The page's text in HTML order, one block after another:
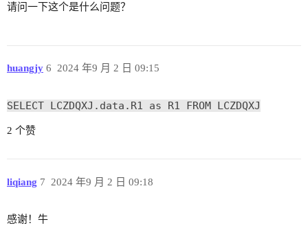
请问一下这个是什么问题？
huangjy 2024 年9 月 2 日 09:15
6
SELECT LCZDQXJ.data.R1 as R1 FROM LCZDQXJ
2 个赞
liqiang 2024 年9 月 2 日 09:18
7
感谢！牛